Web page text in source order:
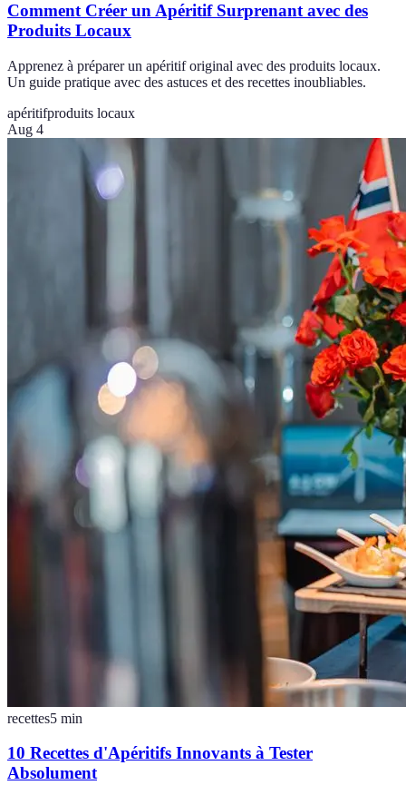
Comment Créer un Apéritif Surprenant avec des
Produits Locaux
Apprenez à préparer un apéritif original avec des produits locaux.
Un guide pratique avec des astuces et des recettes inoubliables.
apéritifproduits locaux
Aug 4
recettes5 min
10 Recettes d'Apéritifs Innovants à Tester
Absolument